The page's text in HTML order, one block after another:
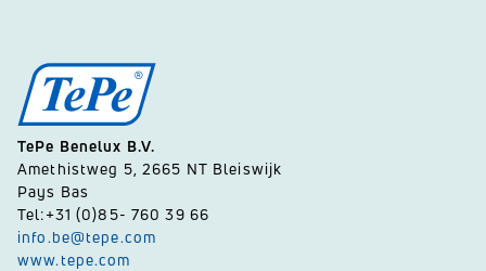
TePe Benelux B.V.
Amethistweg 5, 2665 NT Bleiswijk
Pays Bas
Tel:+31 (0)85- 760 39 66
info.be@tepe.com
www.tepe.com